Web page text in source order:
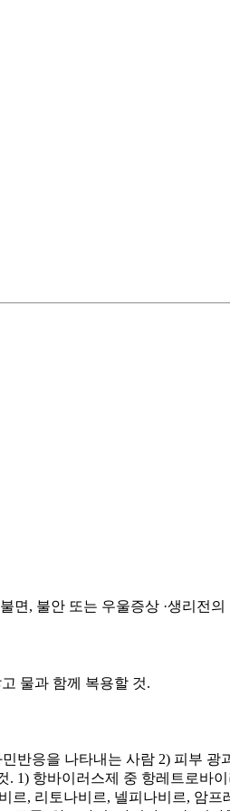
면, 불안 또는 우울증상 ·생리전의
물과 함께 복용할 것.
반응을 나타내는 사람 2) 피부
1) 항바이러스제 중 항레트로바
, 리토나비르, 넬피나비르, 암